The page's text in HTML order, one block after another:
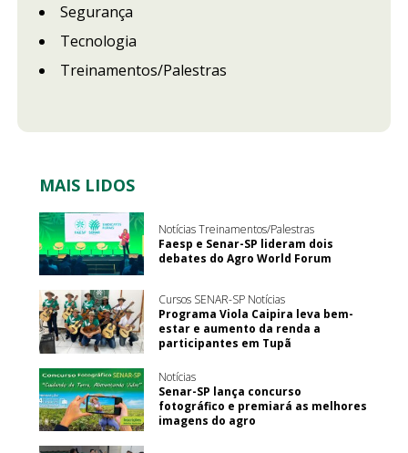
Segurança
Tecnologia
Treinamentos/Palestras
MAIS LIDOS
Notícias Treinamentos/Palestras
Faesp e Senar-SP lideram dois
debates do Agro World Forum
Cursos SENAR-SP Notícias
Programa Viola Caipira leva bem-
estar e aumento da renda a
participantes em Tupã
Notícias
Senar-SP lança concurso
fotográfico e premiará as melhores
imagens do agro